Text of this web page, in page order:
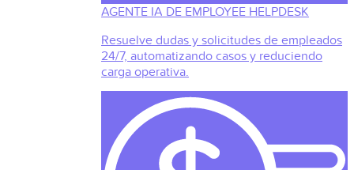
AGENTE IA DE EMPLOYEE HELPDESK
Resuelve dudas y solicitudes de empleados
24/7, automatizando casos y reduciendo
carga operativa.